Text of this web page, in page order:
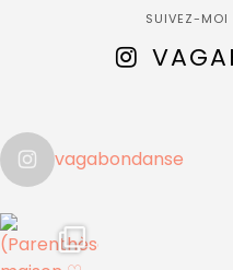
SUIVEZ-MOI
vagabondanse